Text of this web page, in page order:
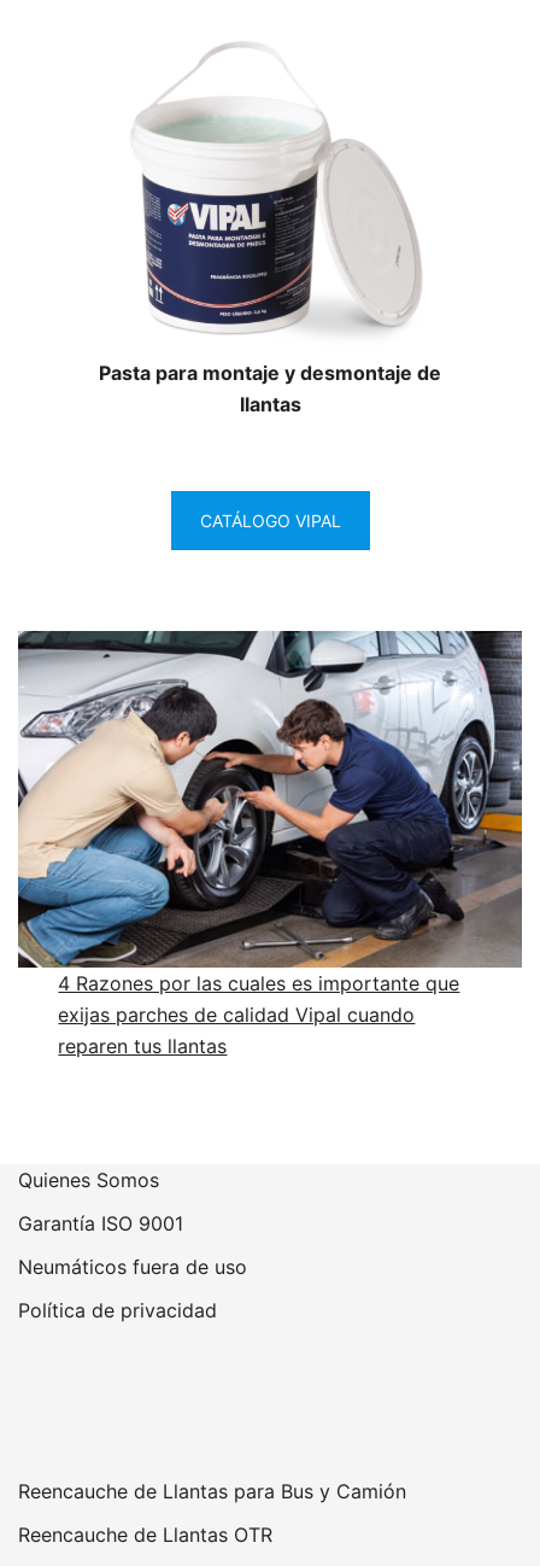
Pasta para montaje y desmontaje de
llantas
CATÁLOGO VIPAL
4 Razones por las cuales es importante que
exijas parches de calidad Vipal cuando
reparen tus llantas
Quienes Somos
Garantía ISO 9001
Neumáticos fuera de uso
Política de privacidad
Reencauche de Llantas para Bus y Camión
Reencauche de Llantas OTR